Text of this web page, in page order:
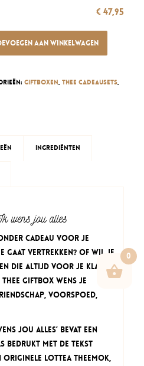
€ 47,95
aan winkelwagen
Giftboxen, Thee cadeausets,
Ingrediënten
wens jou alles
cadeau voor je
gaat vertrekken? Of wil je
die altijd voor je klaar
thee Giftbox wens je
voorspoed,
jou alles’ bevat een
bedrukt met de tekst
originele Lottea theemok,
0